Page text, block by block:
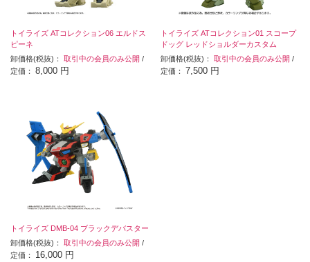
トイライズ ATコレクション06 エルドス
ピーネ
卸価格(税抜)： 取引中の会員のみ公開 /
定価： 8,000 円
トイライズ ATコレクション01 スコープ
ドッグ レッドショルダーカスタム
卸価格(税抜)：取引中の会員のみ公開 /
定価： 7,500 円
トイライズ DMB-04 ブラックデバスター
卸価格(税抜)： 取引中の会員のみ公開 /
定価： 16,000 円